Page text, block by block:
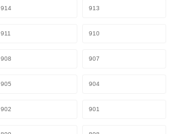
914 913
911 910
908 907
905 904
902 901